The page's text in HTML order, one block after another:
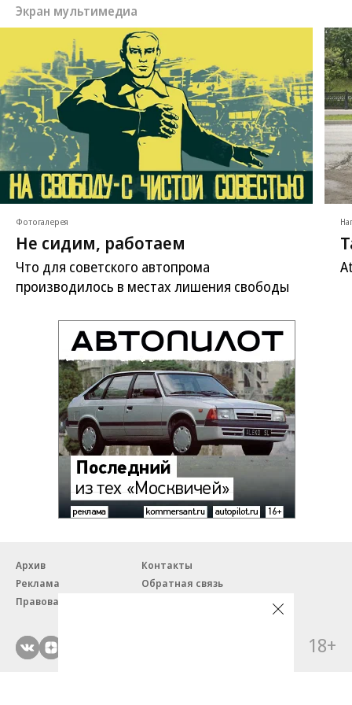
Экран мультимедиа
Фотогалерея
Не сидим, работаем
Что для советского автопрома
производилось в местах лишения свободы
Архив
Контакты
Реклама
Обратная связь
Правовая информация
18+